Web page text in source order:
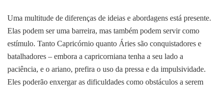
Uma multitude de diferenças de ideias e abordagens está presente.
Elas podem ser uma barreira, mas também podem servir como
estímulo. Tanto Capricórnio quanto Áries são conquistadores e
batalhadores – embora a capricorniana tenha a seu lado a
paciência, e o ariano, prefira o uso da pressa e da impulsividade.
Eles poderão enxergar as dificuldades como obstáculos a serem